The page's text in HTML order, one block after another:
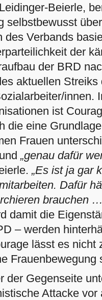
Beierle,
selbstbewusst
des Verbands
der
der BRD
aktuellen Streiks
innen.
ist
die eine
Frauen
„genau dafür
„Es ist ja gar
Dafür
brauchen
damit die
– werden
lässt es nicht
Frauenbewegung
der Gegenseite
Attacke